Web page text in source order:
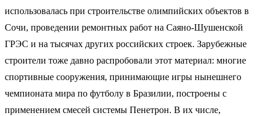
использовалась при строительстве олимпийских объектов в
Сочи, проведении ремонтных работ на Саяно-Шушенской
ГРЭС и на тысячах других российских строек. Зарубежные
строители тоже давно распробовали этот материал: многие
спортивные сооружения, принимающие игры нынешнего
чемпионата мира по футболу в Бразилии, построены с
применением смесей системы Пенетрон. В их числе,